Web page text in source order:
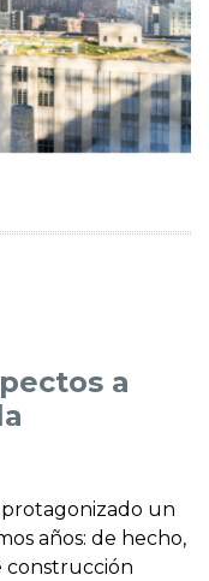
a
un
años: de hecho,
construcción